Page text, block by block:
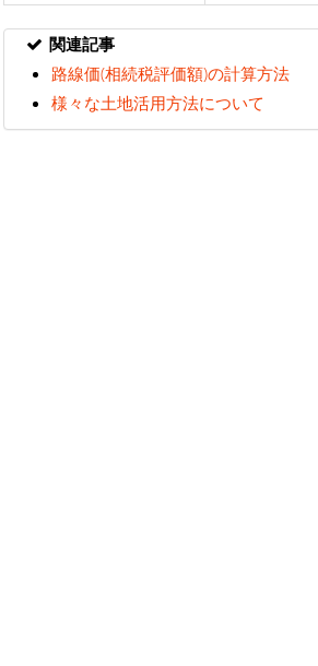
関連記事
路線価(相続税評価額)の計算方法
様々な土地活用方法について